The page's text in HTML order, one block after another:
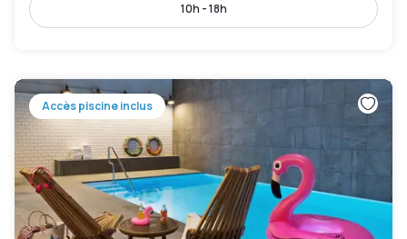
10h - 18h
Accès piscine inclus